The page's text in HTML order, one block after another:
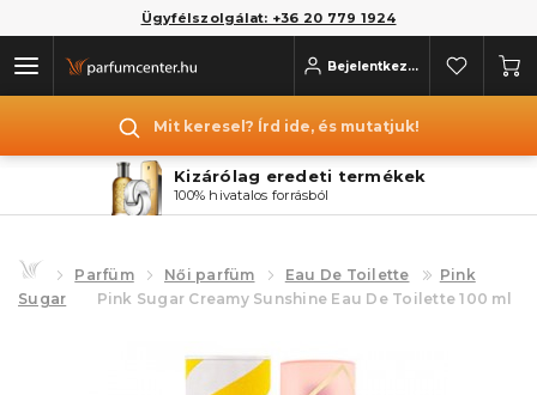
Ügyfélszolgálat: +36 20 779 1924
Bejelentkezés
Mit keresel? Írd ide, és mutatjuk!
Kizárólag eredeti termékek
100% hivatalos forrásból
Parfüm Női parfüm Eau De Toilette
Pink
Sugar
Pink Sugar Creamy Sunshine Eau De Toilette 100 ml